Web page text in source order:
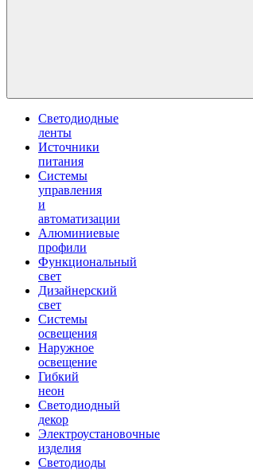
Светодиодные
ленты
Источники
питания
Системы
управления
и
автоматизации
Алюминиевые
профили
Функциональный
свет
Дизайнерский
свет
Системы
освещения
Наружное
освещение
Гибкий
неон
Светодиодный
декор
Электроустановочные
изделия
Светодиоды